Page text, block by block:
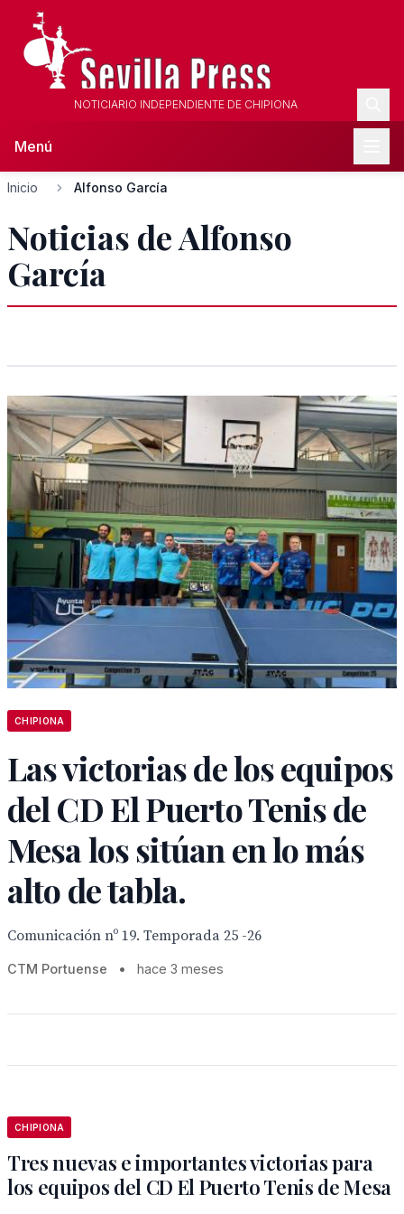
NOTICIARIO INDEPENDIENTE DE CHIPIONA
Menú
Inicio Alfonso García
Noticias de Alfonso
García
CHIPIONA
Las victorias de los equipos
del CD El Puerto Tenis de
Mesa los sitúan en lo más
alto de tabla.
Comunicación nº 19. Temporada 25 -26
CTM Portuense • hace 3 meses
CHIPIONA
Tres nuevas e importantes victorias para
los equipos del CD El Puerto Tenis de Mesa